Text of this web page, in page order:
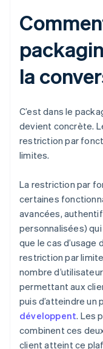
la
C’est dans le
devient concrète.
restriction par
limites.
La restriction par
certaines
avancées,
personnalisées)
que le cas d’usage
restriction par
nombre
permettant aux
puis d’atteindre un
développent. Les
combinent ces
client atteint ce